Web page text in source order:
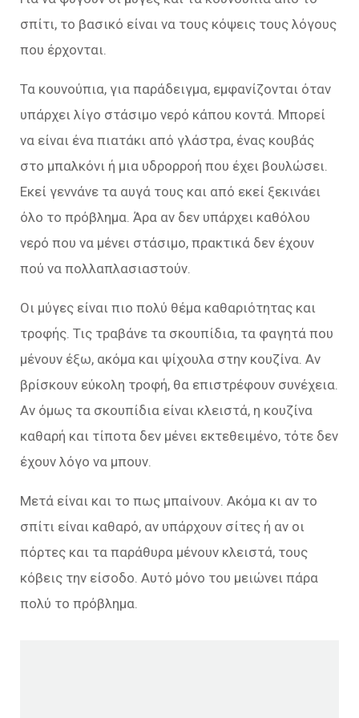
σπίτι, το βασικό είναι να τους κόψεις τους λόγους
που έρχονται.
Τα κουνούπια, για παράδειγμα, εμφανίζονται όταν
υπάρχει λίγο στάσιμο νερό κάπου κοντά. Μπορεί
να είναι ένα πιατάκι από γλάστρα, ένας κουβάς
στο μπαλκόνι ή μια υδρορροή που έχει βουλώσει.
Εκεί γεννάνε τα αυγά τους και από εκεί ξεκινάει
όλο το πρόβλημα. Άρα αν δεν υπάρχει καθόλου
νερό που να μένει στάσιμο, πρακτικά δεν έχουν
πού να πολλαπλασιαστούν.
Οι μύγες είναι πιο πολύ θέμα καθαριότητας και
τροφής. Τις τραβάνε τα σκουπίδια, τα φαγητά που
μένουν έξω, ακόμα και ψίχουλα στην κουζίνα. Αν
βρίσκουν εύκολη τροφή, θα επιστρέφουν συνέχεια.
Αν όμως τα σκουπίδια είναι κλειστά, η κουζίνα
καθαρή και τίποτα δεν μένει εκτεθειμένο, τότε δεν
έχουν λόγο να μπουν.
Μετά είναι και το πως μπαίνουν. Ακόμα κι αν το
σπίτι είναι καθαρό, αν υπάρχουν σίτες ή αν οι
πόρτες και τα παράθυρα μένουν κλειστά, τους
κόβεις την είσοδο. Αυτό μόνο του μειώνει πάρα
πολύ το πρόβλημα.